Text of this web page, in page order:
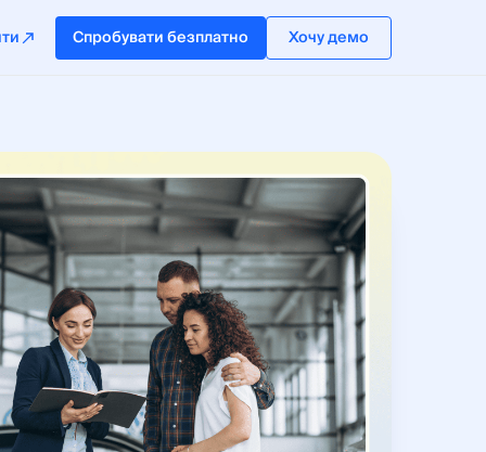
Спробувати безплатно Хочу демо